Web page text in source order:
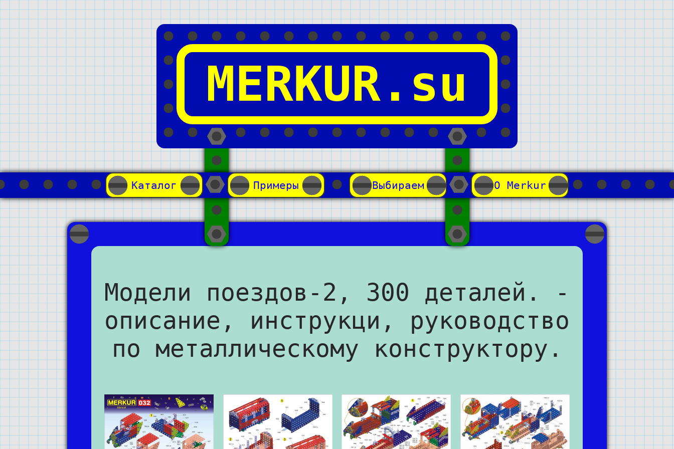
MERKUR.su
Каталог Примеры Выбираем О Merkur
Модели поездов-2, 300 деталей. -
описание, инструкци, руководство
по металлическому конструктору.